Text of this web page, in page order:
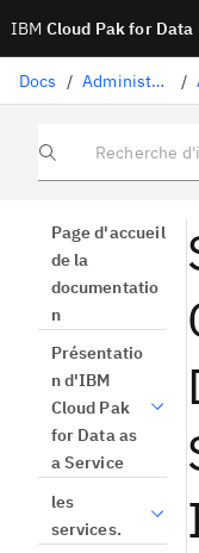
IBM Cloud Pak for Data
Docs / Administration /
Recherche
Page d'accueil
de la
documentatio
n
Présentatio
n d'IBM
Cloud Pak
for Data as
a Service
les
services.